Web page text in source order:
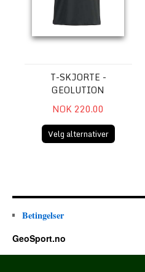
T-SKJORTE -
GEOLUTION
NOK 220.00
Velg alternativer
Betingelser
GeoSport.no